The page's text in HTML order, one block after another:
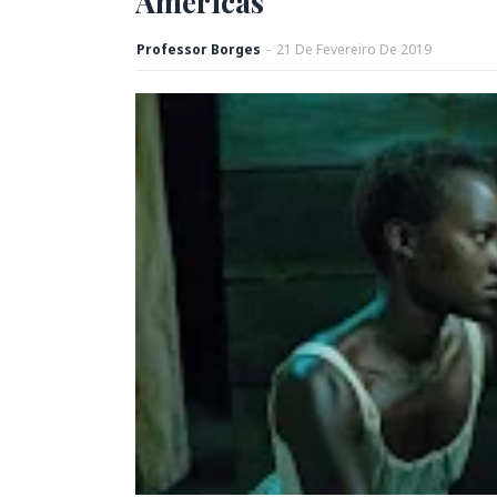
Professor Borges - 21 De Fevereiro De 2019